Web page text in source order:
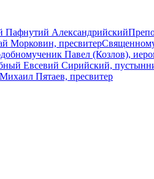
Пафнутий Александрийский
Морковин, пресвитер
Павел (Козлов),
Евсевий Сирийский,
Пятаев, пресвитер